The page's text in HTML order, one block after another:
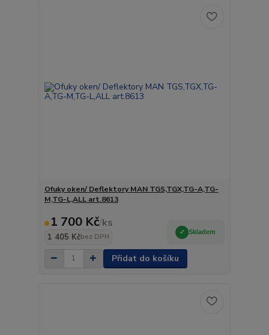
Ofuky oken/ Deflektory MAN TGS,TGX,TG-A,TG-
M,TG-L,ALL art.8613
1 700 Kč/ks
1 405 Kčbez DPH
Skladem
Přidat do košíku